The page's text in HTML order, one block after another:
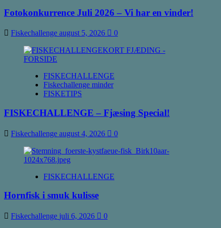
Fotokonkurrence Juli 2026 – Vi har en vinder!
Fiskechallenge august 5, 2026 0
FISKECHALLENGE
Fiskechallenge minder
FISKETIPS
FISKECHALLENGE – Fjæsing Special!
Fiskechallenge august 4, 2026 0
FISKECHALLENGE
Hornfisk i smuk kulisse
Fiskechallenge juli 6, 2026 0